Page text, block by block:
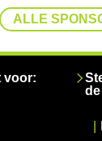
ALLE
voor: